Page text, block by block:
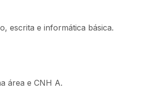
escrita e informática básica.
área e CNH A.